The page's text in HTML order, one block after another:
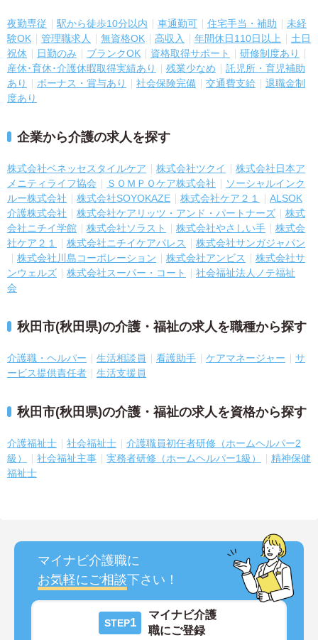
夜勤専従 駅から徒歩10分以内 車通勤可 住宅手当・補助
未経
験OK
管理職求人 無資格OK 高収入 年間休日110日以上
土日
祝休
日勤のみ ブランクOK 資格取得サポート
研修制度あり
産休･育休･介護休暇取得実績あり
残業少なめ
託児所・育児補助
あり
ボーナス・賞与あり 社会保険完備 交通費支給
退職金制
度あり
企業から介護の求人を探す
株式会社ベネッセスタイルケア 株式会社ツクイ
株式会社日本ア
メニティライフ協会
ＳＯＭＰＯケア株式会社
ソーシャルインク
ルー株式会社
株式会社SOYOKAZE 株式会社ケア２１
ALSOK
介護株式会社
株式会社ケアリッツ・アンド・パートナーズ
株式
会社ニチイ学館
株式会社ソラスト 株式会社やさしい手
株式会
社ケア２１
株式会社ニチイケアパレス
株式会社サンガジャパン
株式会社川島コーポレーション
株式会社アンビス
株式会社サ
ンウェルズ
株式会社スーパー・コート
社会福祉法人ノテ福祉
会
秋田市(秋田県)の介護・福祉の求人を職種から探す
介護職・ヘルパー 生活相談員 看護助手 ケアマネージャー
サ
ービス提供責任者
生活支援員
秋田市(秋田県)の介護・福祉の求人を資格から探す
介護福祉士 社会福祉士
介護職員初任者研修（ホームヘルパー2
級）
社会福祉主事 実務者研修（ホームヘルパー1級）
精神保健
福祉士
マイナビ介護職に
お気軽にご相談下さい！
STEP1
マイナビ介護
職にご登録